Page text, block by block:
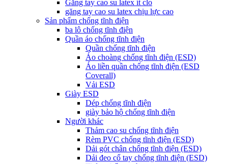
Găng tay cao su latex ít clo
găng tay cao su latex chịu lực cao
Sản phẩm chống tĩnh điện
ba lô chống tĩnh điện
Quần áo chống tĩnh điện
Quần chống tĩnh điện
Áo choàng chống tĩnh điện (ESD)
Áo liền quần chống tĩnh điện (ESD
Coverall)
Vải ESD
Giày ESD
Dép chống tĩnh điện
giày bảo hộ chống tĩnh điện
Người khác
Thảm cao su chống tĩnh điện
Rèm PVC chống tĩnh điện (ESD)
Dải gót chân chống tĩnh điện (ESD)
Dải đeo cổ tay chống tĩnh điện (ESD)